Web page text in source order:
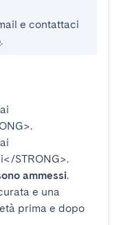
e contattaci
.
.
STRONG>.
ammessi.
e una
prima e dopo